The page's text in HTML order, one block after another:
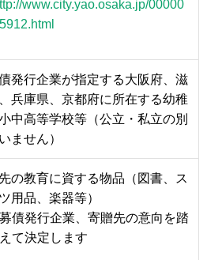
www.city.yao.osaka.jp/00000
発行企業が指定する大阪府、滋
兵庫県、京都府に所在する幼稚
中高等学校等（公立・私立の別
ません）
の教育に資する物品（図書、ス
用品、楽器等）
債発行企業、寄贈先の意向を踏
て決定します